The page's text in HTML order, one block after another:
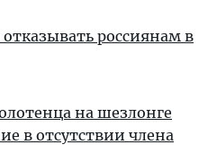
россиянам в
на шезлонге
в отсутствии члена